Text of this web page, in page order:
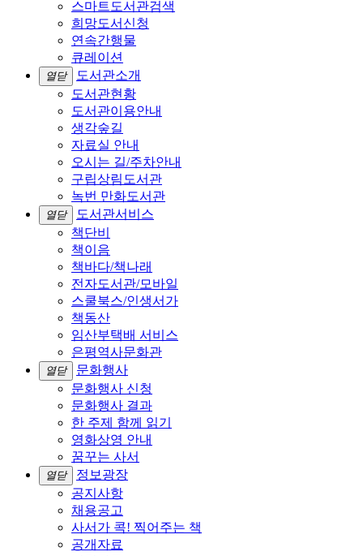
스마트도서관검색
희망도서신청
연속간행물
큐레이션
열닫
도서관소개
도서관현황
도서관이용안내
생각숲길
자료실 안내
오시는 길/주차안내
구립상림도서관
녹번 만화도서관
열닫
도서관서비스
책단비
책이음
책바다/책나래
전자도서관/모바일
스쿨북스/인생서가
책동산
임산부택배 서비스
은평역사문화관
열닫
문화행사
문화행사 신청
문화행사 결과
한 주제 함께 읽기
영화상영 안내
꿈꾸는 사서
열닫
정보광장
공지사항
채용공고
사서가 콕! 찍어주는 책
공개자료